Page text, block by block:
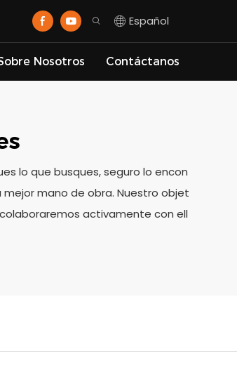
Español
Nosotros Contáctanos
lo que busques, seguro lo encon
mano de obra. Nuestro objet
activamente con ell